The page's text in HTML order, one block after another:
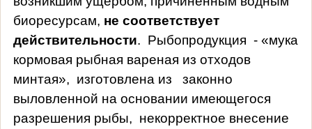
биоресурсам, не соответствует
действительности. Рыбопродукция - «мука
кормовая рыбная вареная из отходов
минтая», изготовлена из
законно
выловленной на основании имеющегося
разрешения рыбы, некорректное внесение